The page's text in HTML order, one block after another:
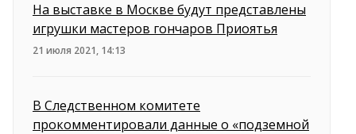
На выставке в Москве будут представлены
игрушки мастеров гончаров Приоятья
21 июля 2021, 14:13
В Следственном комитете
прокомментировали данные о «подземной